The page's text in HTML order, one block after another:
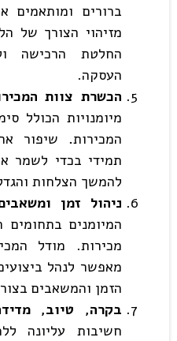
ברורים ומותאמים
מזיהוי הצורך של
החלטת הרכישה
העסקה.
הכשרת צוות
מיומנויות הכולל
המכירות. שיפור
תמידי בכדי לשמר
להמשך הצלחות
ניהול זמן
המיומנים
מכירות. מודל
מאפשר לנהל
הזמן והמשאבים
בקרה, טיוב,
חשיבות עליונה